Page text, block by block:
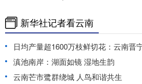
新华社记者看云南
日均产量超1600万枝鲜切花：云南晋
滇池南岸：湖面如镜 湿地生韵
云南芒市鹭群绕城 人鸟和谐共生